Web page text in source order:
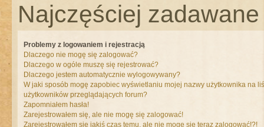
Najczęściej
Problemy z logowaniem i rejestracją
Dlaczego nie mogę się zalogować?
Dlaczego w ogóle muszę się rejestrować?
Dlaczego jestem automatycznie wylogowywany?
W jaki sposób mogę zapobiec wyświetlaniu mojej nazwy użytkownika na
użytkowników przeglądających forum?
Zapomniałem hasła!
Zarejestrowałem się, ale nie mogę się zalogować!
Zarejestrowałem się jakiś czas temu, ale nie mogę się teraz zalogować!?!